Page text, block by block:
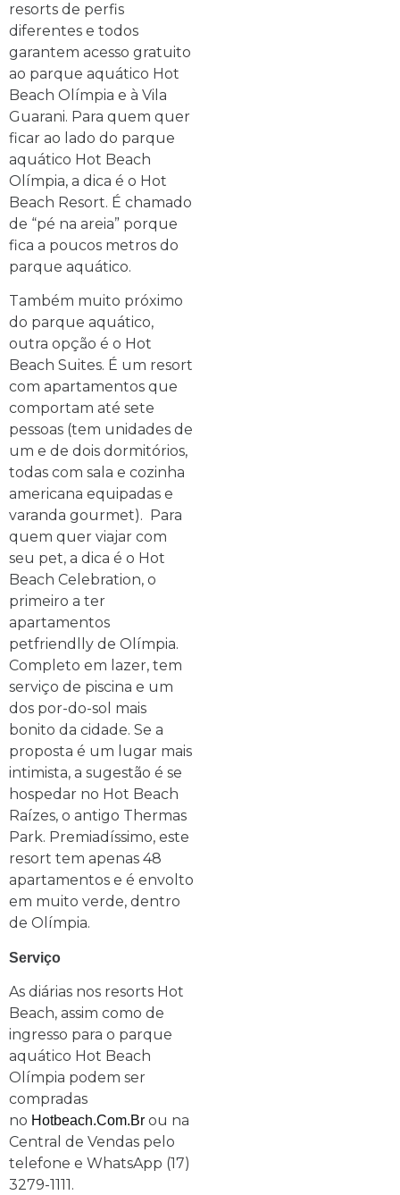
resorts de perfis
diferentes e todos
garantem acesso gratuito
ao parque aquático Hot
Beach Olímpia e à Vila
Guarani. Para quem quer
ficar ao lado do parque
aquático Hot Beach
Olímpia, a dica é o Hot
Beach Resort. É chamado
de “pé na areia” porque
fica a poucos metros do
parque aquático.
Também muito próximo
do parque aquático,
outra opção é o Hot
Beach Suites. É um resort
com apartamentos que
comportam até sete
pessoas (tem unidades de
um e de dois dormitórios,
todas com sala e cozinha
americana equipadas e
varanda gourmet). Para
quem quer viajar com
seu pet, a dica é o Hot
Beach Celebration, o
primeiro a ter
apartamentos
petfriendlly de Olímpia.
Completo em lazer, tem
serviço de piscina e um
dos por-do-sol mais
bonito da cidade. Se a
proposta é um lugar mais
intimista, a sugestão é se
hospedar no Hot Beach
Raízes, o antigo Thermas
Park. Premiadíssimo, este
resort tem apenas 48
apartamentos e é envolto
em muito verde, dentro
de Olímpia.
Serviço
As diárias nos resorts Hot
Beach, assim como de
ingresso para o parque
aquático Hot Beach
Olímpia podem ser
compradas
no Hotbeach.com.br ou na
Central de Vendas pelo
telefone e WhatsApp (17)
3279-1111.